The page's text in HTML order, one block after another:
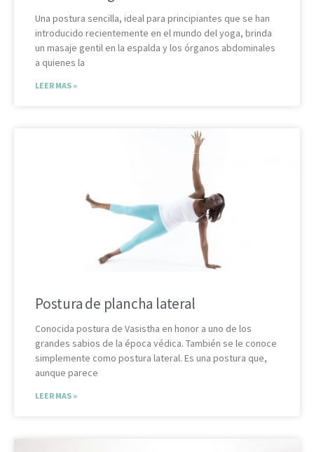
Una postura sencilla, ideal para principiantes que se han
introducido recientemente en el mundo del yoga, brinda
un masaje gentil en la espalda y los órganos abdominales
a quienes la
LEER MAS »
Postura de plancha lateral
Conocida postura de Vasistha en honor a uno de los
grandes sabios de la época védica. También se le conoce
simplemente como postura lateral. Es una postura que,
aunque parece
LEER MAS »